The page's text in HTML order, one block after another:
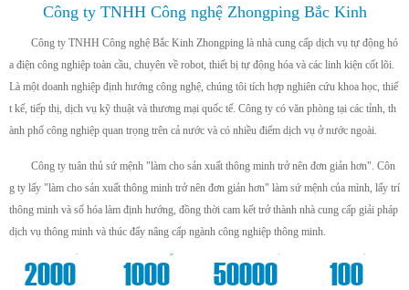
Công ty TNHH Công nghệ Zhongping Bắc Kinh
Công ty TNHH Công nghệ Bắc Kinh Zhongping là nhà cung cấp dịch vụ tự động hó
a điện công nghiệp toàn cầu, chuyên về robot, thiết bị tự động hóa và các linh kiện cốt lõi.
Là một doanh nghiệp định hướng công nghệ, chúng tôi tích hợp nghiên cứu khoa học, thiế
t kế, tiếp thị, dịch vụ kỹ thuật và thương mại quốc tế. Công ty có văn phòng tại các tỉnh, th
ành phố công nghiệp quan trọng trên cả nước và có nhiều điểm dịch vụ ở nước ngoài.
Công ty tuân thủ sứ mệnh "làm cho sản xuất thông minh trở nên đơn giản hơn". Côn
g ty lấy "làm cho sản xuất thông minh trở nên đơn giản hơn" làm sứ mệnh của mình, lấy trí
thông minh và số hóa làm định hướng, đồng thời cam kết trở thành nhà cung cấp giải pháp
dịch vụ thông minh và thúc đẩy nâng cấp ngành công nghiệp thông minh.
2000
+
1000
m²
50000
+
100
+